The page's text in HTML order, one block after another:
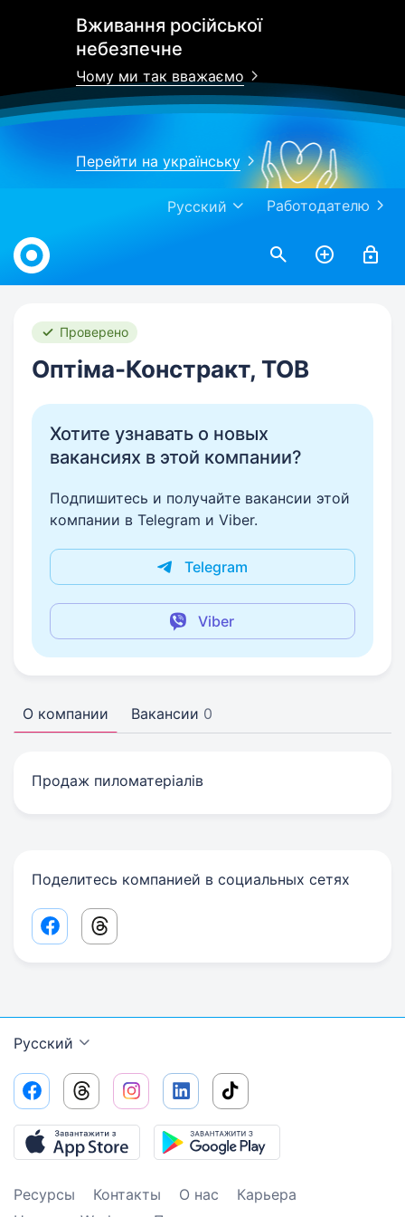
Вживання російської
небезпечне
Чому ми так вважаємо
Перейти на українську
Работодателю
Русский
Work.ua
Проверено
Оптіма-Констракт, ТОВ
Хотите узнавать о новых
вакансиях в этой компании?
Подпишитесь и получайте вакансии этой
компании в Telegram и Viber.
Telegram
Viber
О компании Вакансии 0
Продаж пиломатеріалів
Поделитесь компанией в социальных сетях
Facebook share link
Threads share link
Русский
Ресурсы Контакты О нас
Карьера